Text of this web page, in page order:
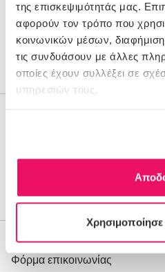
της επισκεψιμότητάς μας.
αφορούν τον τρόπο που
κοινωνικών μέσων,
τις συνδυάσουν με άλλες
οποίες έχουν συλλέξει σε
υπηρεσιών τους.
Θέλεις Βοήθεια;
Πώς πληρώνω
Παραδόσεις/Επιστροφές
Έξοδα αποστολής
Ποιοι είμαστε
Εξυπηρέτηση Πελατών
Φόρμα επικοινωνίας